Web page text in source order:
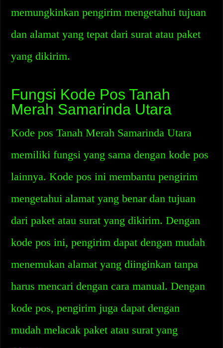
memungkinkan pengirim mengetahui tujuan
dan alamat yang tepat dari surat atau paket
yang dikirim.
Fungsi Kode Pos Tanah
Merah Samarinda Utara
Kode pos Tanah Merah Samarinda Utara
memiliki fungsi yang sama dengan kode pos
lainnya. Kode pos ini membantu pengirim
mengetahui alamat yang benar dan tujuan
dari paket atau surat yang dikirim. Dengan
kode pos ini, pengirim dapat dengan mudah
menemukan alamat yang diinginkan tanpa
harus mencari dengan cara manual. Dengan
kode pos, pengirim juga dapat dengan
mudah melacak paket atau surat yang